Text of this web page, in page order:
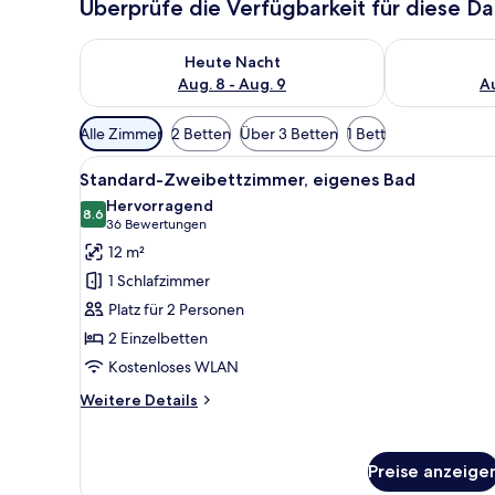
Überprüfe die Verfügbarkeit für diese
Heute Nacht
Aug. 8 - Aug. 9
Überprüfe die Verfügbarkeit für heute Nacht, Aug. 8
Überprüfe
Verfügbare
Filter
für
Zimmer
Alle Zimmer 2 Betten Über 3 Betten 1 Bett
Alle
Fotos
für
Standard-
Zweibettzimmer,
eigenes
Bad
anzeigen
Ein Hotelzimmer mit einem
7
Standard-Zweibettzimmer, eigenes Bad
8.68.6 von 10
Hervorragend
36 Bewertungen
(36
Bewertungen)
12 m²
1 Schlafzimmer
Platz für 2 Personen
2 Einzelbetten
Kostenloses WLAN
Weitere Details
Weitere
Preise